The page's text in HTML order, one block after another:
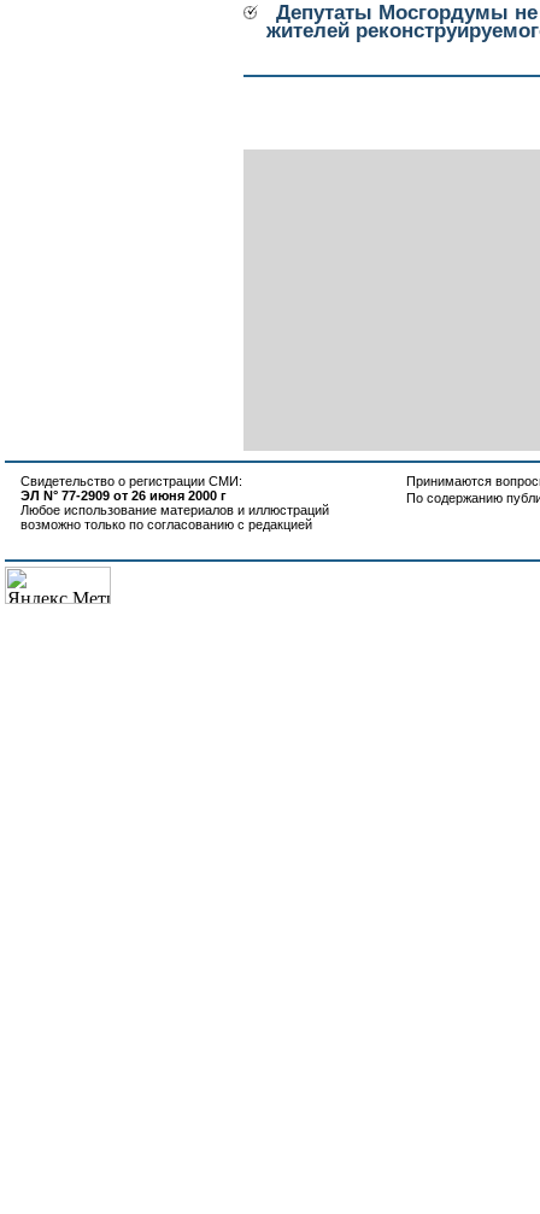
Депутаты Мосгордумы
жителей
Свидетельство о регистрации СМИ:
ЭЛ N° 77-2909 от 26 июня 2000 г
Любое использование материалов и иллюстраций
возможно только по согласованию с редакцией
Принимаются
По содержанию